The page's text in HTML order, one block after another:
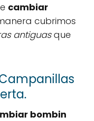
cambiar
cubrimos
antiguasque
bombin